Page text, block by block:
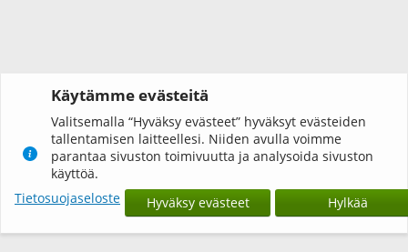
Käytämme evästeitä
Valitsemalla “Hyväksy evästeet” hyväksyt evästeiden
tallentamisen laitteellesi. Niiden avulla voimme
parantaa sivuston toimivuutta ja analysoida sivuston
käyttöä.
Tietosuojaseloste
Hyväksy evästeet Hylkää